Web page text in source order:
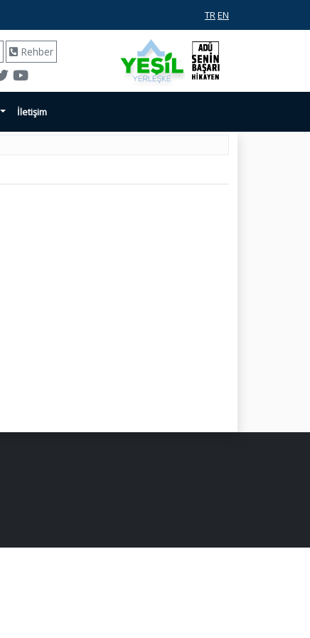
TR EN
Rehber
İletişim